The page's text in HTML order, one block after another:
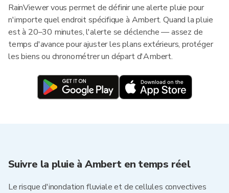
RainViewer vous permet de définir une alerte pluie pour
n'importe quel endroit spécifique à Ambert. Quand la pluie
est à 20–30 minutes, l'alerte se déclenche — assez de
temps d'avance pour ajuster les plans extérieurs, protéger
les biens ou chronométrer un départ d'Ambert.
Suivre la pluie à Ambert en temps réel
Le risque d'inondation fluviale et de cellules convectives